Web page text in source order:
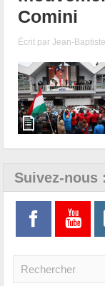
Comini
Écrit parJean-
Suivez-nous :